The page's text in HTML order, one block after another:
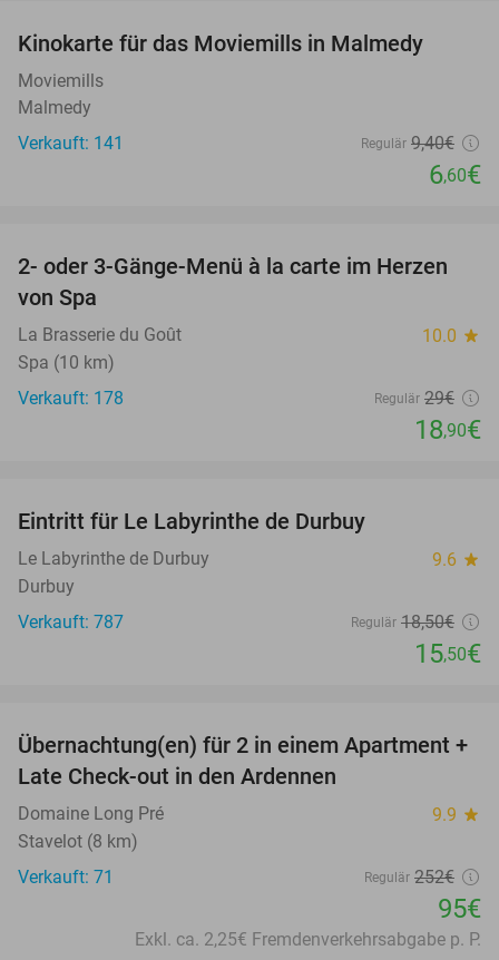
Kinokarte für das Moviemills in Malmedy
Moviemills
Malmedy
Verkauft: 141
Regulär 9,40€
6,60€
35%
2- oder 3-Gänge-Menü à la carte im Herzen
von Spa
La Brasserie du Goût 10.0 star
Spa (10 km)
Verkauft: 178
Regulär 29€
18,90€
Eintritt für Le Labyrinthe de Durbuy
Le Labyrinthe de Durbuy 9.6 star
Durbuy
Verkauft: 787
Regulär 18,50€
15,50€
62%
Übernachtung(en) für 2 in einem Apartment +
Late Check-out in den Ardennen
Domaine Long Pré 9.9 star
Stavelot (8 km)
Verkauft: 71
Regulär 252€
95€
Exkl. ca. 2,25€ Fremdenverkehrsabgabe p. P.